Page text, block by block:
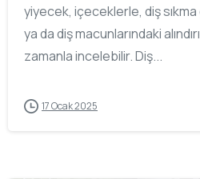
yiyecek, içeceklerle, diş sıkma
ya da diş macunlarındaki
zamanla incelebilir. Diş...
17 Ocak 2025